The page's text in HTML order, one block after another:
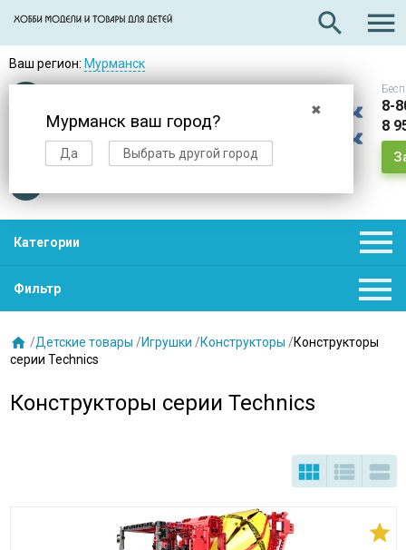
search 
Ваш регион: Мурманск
✖
Мурманск ваш город?
Да Выбрать другой город
Доставкав день заказа
8-
8
Категории 
Фильтр 
 /Детские товары /Игрушки /Конструкторы /Конструкторы
серии Technics
Конструкторы серии Technics
  
